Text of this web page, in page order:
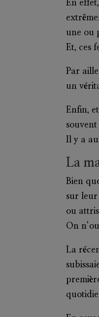
En
une ou
Et, ces
Par
un
Enfin,
Il y a
La
Bien
sur leur
ou
On
La